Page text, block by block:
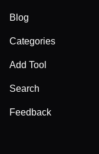
Blog
Categories
Add Tool
Search
Feedback